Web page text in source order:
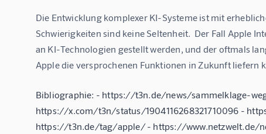
Die Entwicklung komplexer KI-Systeme ist mit
Schwierigkeiten sind keine Seltenheit.  Der Fall Apple
an KI-Technologien gestellt werden, und der oftmals
Apple die versprochenen Funktionen in Zukunft liefern
Bibliographie: - https://t3n.de/news/sammelklage-
https://x.com/t3n/status/1904116268321710096 -
https://t3n.de/tag/apple/ - https://www.netzwelt.de/